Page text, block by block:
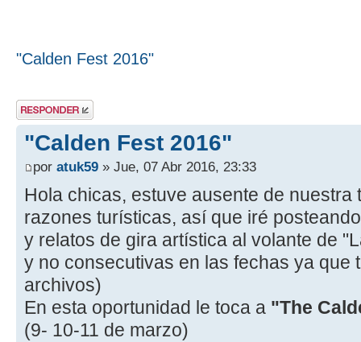
"Calden Fest 2016"
Publicar una
respuesta
"Calden Fest 2016"
por atuk59 » Jue, 07 Abr 2016, 23:33
Hola chicas, estuve ausente de nuestra
razones turísticas, así que iré
y relatos de gira artística al volante de
y no consecutivas en las fechas ya que
archivos)
En esta oportunidad le toca a "The
(9- 10-11 de marzo)